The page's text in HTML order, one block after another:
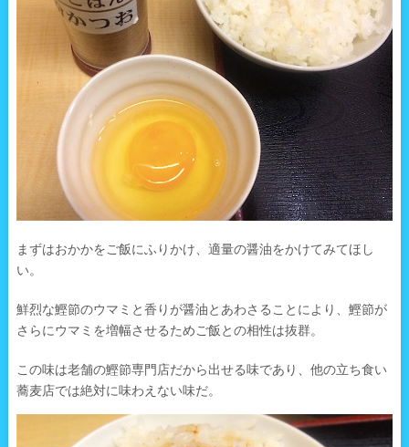
まずはおかかをご飯にふりかけ、適量の醤油をかけてみてほし
い。
鮮烈な鰹節のウマミと香りが醤油とあわさることにより、鰹節が
さらにウマミを増幅させるためご飯との相性は抜群。
この味は老舗の鰹節専門店だから出せる味であり、他の立ち食い
蕎麦店では絶対に味わえない味だ。